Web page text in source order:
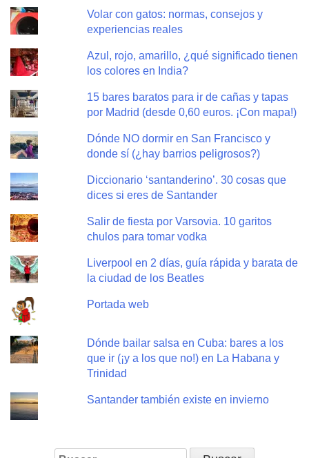
Volar con gatos: normas, consejos y
experiencias reales
Azul, rojo, amarillo, ¿qué significado tienen
los colores en India?
15 bares baratos para ir de cañas y tapas
por Madrid (desde 0,60 euros. ¡Con mapa!)
Dónde NO dormir en San Francisco y
donde sí (¿hay barrios peligrosos?)
Diccionario ‘santanderino’. 30 cosas que
dices si eres de Santander
Salir de fiesta por Varsovia. 10 garitos
chulos para tomar vodka
Liverpool en 2 días, guía rápida y barata de
la ciudad de los Beatles
Portada web
Dónde bailar salsa en Cuba: bares a los
que ir (¡y a los que no!) en La Habana y
Trinidad
Santander también existe en invierno
Buscar: